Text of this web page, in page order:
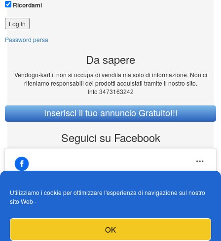
Utilizziamo i cookie per ottimizzare l'esperienza di navigazione sul nostro
sito Web -
OK
Ricordami
Password persa
Da sapere
Vendogo-kart.it non si occupa di vendita ma solo di informazione. Non ci
riteniamo responsabili dei prodotti acquistati tramite il nostro sito.
Info 3473163242
Inserisci il tuo annuncio Gratuito!!!
Seguici su Facebook
https://www.facebook.com/Vendogokartit/
Fai clic per accettare i cookie marketing e
abilitare questo contenuto